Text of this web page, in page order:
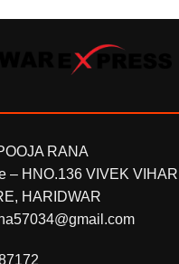
RANA
– HNO.136 VIVEK
HARIDWAR